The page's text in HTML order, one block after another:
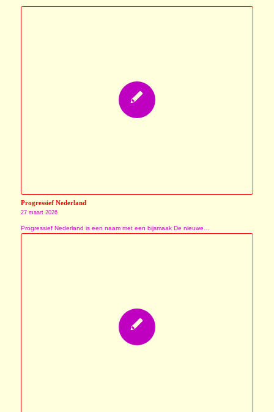
Progressief Nederland
27 maart 2026
Progressief Nederland is een naam met een bijsmaak De nieuwe…